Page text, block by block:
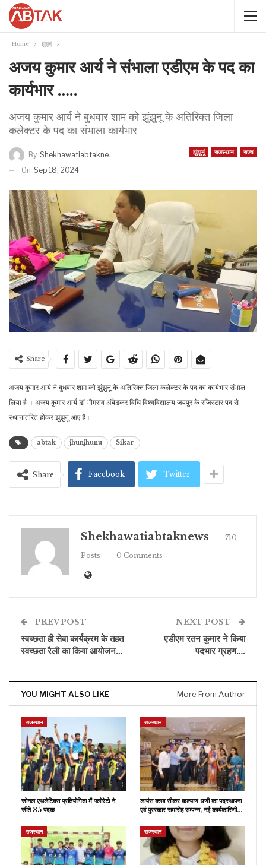
Home झुंझुनूं
अजय कुमार आर्य ने संभाला एडीएम के पद का
कार्यभार …..
अजय कुमार आर्य ने बुधवार शाम को झुंझुनू के अतिरिक्त जिला
कलेक्टर के पद का संभाला कार्यभार
झुंझुनूं राजस्थान राज्य
By Shekhawatiabtaknews
On Sep 18, 2024
Share
अजय कुमार आर्य ने बुधवार शाम को झुंझुनू के अतिरिक्त जिला कलेक्टर के पद का कार्यभार संभाल
लिया है । अजय कुमार आर्य डॉ भीमराव अंबेडकर विधि विश्वविद्यालय जयपुर के रजिस्टार पद से
स्थानांतरित होकर झुंझुनू आए हैं।
abtak jhunjhunu Sikar
Share Facebook Twitter
Shekhawatiabtaknews
710
Posts
0 Comments
PREV POST
स्वच्छता ही सेवा कार्यक्रम के तहत
स्वच्छता रैली का किया आयोजन…
NEXT POST
एडीएम रतन कुमार ने किया
पदभार ग्रहण….
YOU MIGHT ALSO LIKE More From Author
राजस्थान
जोनल एथलेटिक्स प्रतियोगिता में फ्लोरेटो ने
जीते 35 पदक
राजस्थान
लायंस क्लब सीकर कल्याण धणी का पदस्थापना
एवं पुरस्कार समारोह सम्पन्न, नई कार्यकारिणी…
राजस्थान राजस्थान